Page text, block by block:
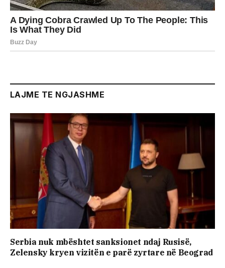
LAJME TE NGJASHME
Serbia nuk mbështet sanksionet ndaj Rusisë,
Zelensky kryen vizitën e parë zyrtare në Beograd